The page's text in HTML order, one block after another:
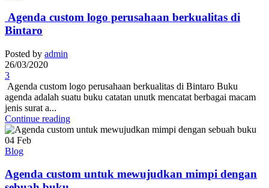
Agenda custom logo perusahaan berkualitas di
Bintaro
Posted by admin
26/03/2020
3
Agenda custom logo perusahaan berkualitas di Bintaro Buku
agenda adalah suatu buku catatan unutk mencatat berbagai macam
jenis surat a...
Continue reading
04 Feb
Blog
Agenda custom untuk mewujudkan mimpi dengan